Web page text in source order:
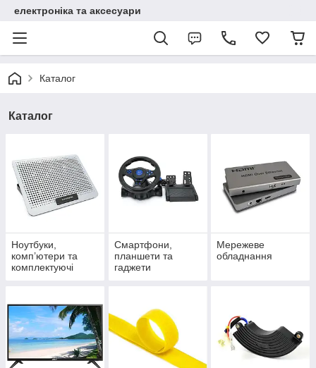
електроніка та аксесуари
Каталог
Каталог
Ноутбуки,
комп’ютери та
комплектуючі
Смартфони,
планшети та
гаджети
Мережеве
обладнання